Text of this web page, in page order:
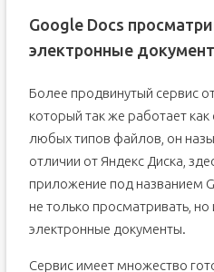
Google Docs
электронные
Более продвинутый сервис
который так же работает
любых типов файлов, он
отличии от Яндекс Диска,
приложение под названием
не только просматривать, но
электронные документы.
Сервис имеет множество